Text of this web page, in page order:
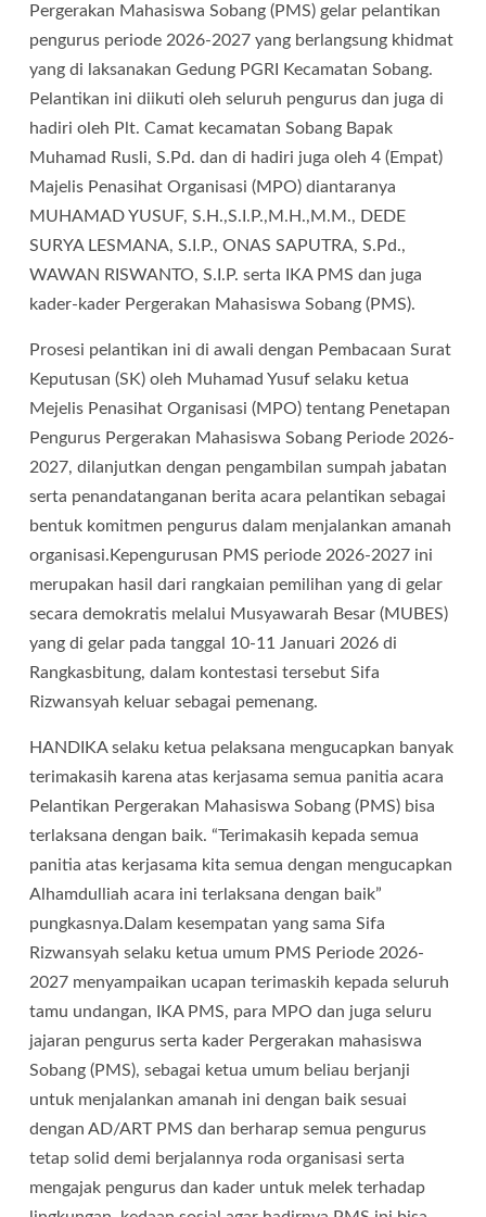
Pergerakan Mahasiswa Sobang (PMS) gelar pelantikan
pengurus periode 2026-2027 yang berlangsung khidmat
yang di laksanakan Gedung PGRI Kecamatan Sobang.
Pelantikan ini diikuti oleh seluruh pengurus dan juga di
hadiri oleh Plt. Camat kecamatan Sobang Bapak
Muhamad Rusli, S.Pd. dan di hadiri juga oleh 4 (Empat)
Majelis Penasihat Organisasi (MPO) diantaranya
MUHAMAD YUSUF, S.H.,S.I.P.,M.H.,M.M., DEDE
SURYA LESMANA, S.I.P., ONAS SAPUTRA, S.Pd.,
WAWAN RISWANTO, S.I.P. serta IKA PMS dan juga
kader-kader Pergerakan Mahasiswa Sobang (PMS).
Prosesi pelantikan ini di awali dengan Pembacaan Surat
Keputusan (SK) oleh Muhamad Yusuf selaku ketua
Mejelis Penasihat Organisasi (MPO) tentang Penetapan
Pengurus Pergerakan Mahasiswa Sobang Periode 2026-
2027, dilanjutkan dengan pengambilan sumpah jabatan
serta penandatanganan berita acara pelantikan sebagai
bentuk komitmen pengurus dalam menjalankan amanah
organisasi.Kepengurusan PMS periode 2026-2027 ini
merupakan hasil dari rangkaian pemilihan yang di gelar
secara demokratis melalui Musyawarah Besar (MUBES)
yang di gelar pada tanggal 10-11 Januari 2026 di
Rangkasbitung, dalam kontestasi tersebut Sifa
Rizwansyah keluar sebagai pemenang.
HANDIKA selaku ketua pelaksana mengucapkan banyak
terimakasih karena atas kerjasama semua panitia acara
Pelantikan Pergerakan Mahasiswa Sobang (PMS) bisa
terlaksana dengan baik. “Terimakasih kepada semua
panitia atas kerjasama kita semua dengan mengucapkan
Alhamdulliah acara ini terlaksana dengan baik”
pungkasnya.Dalam kesempatan yang sama Sifa
Rizwansyah selaku ketua umum PMS Periode 2026-
2027 menyampaikan ucapan terimaskih kepada seluruh
tamu undangan, IKA PMS, para MPO dan juga seluru
jajaran pengurus serta kader Pergerakan mahasiswa
Sobang (PMS), sebagai ketua umum beliau berjanji
untuk menjalankan amanah ini dengan baik sesuai
dengan AD/ART PMS dan berharap semua pengurus
tetap solid demi berjalannya roda organisasi serta
mengajak pengurus dan kader untuk melek terhadap